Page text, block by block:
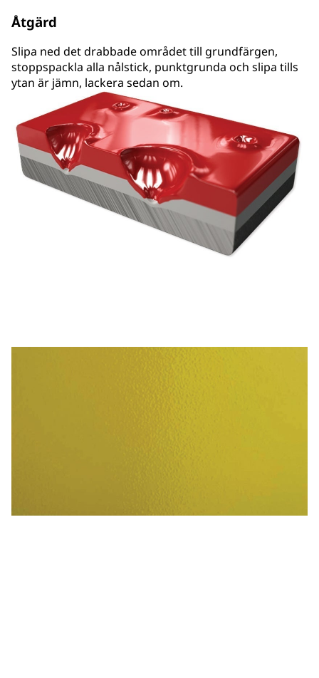
Åtgärd
Slipa ned det drabbade området till grundfärgen,
stoppspackla alla nålstick, punktgrunda och slipa tills
ytan är jämn, lackera sedan om.